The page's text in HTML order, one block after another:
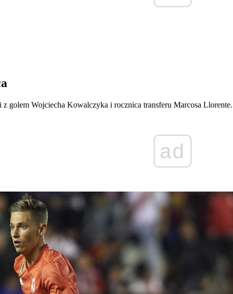
golem Wojciecha Kowalczyka i rocznica transferu Marcosa Llorente.
ad